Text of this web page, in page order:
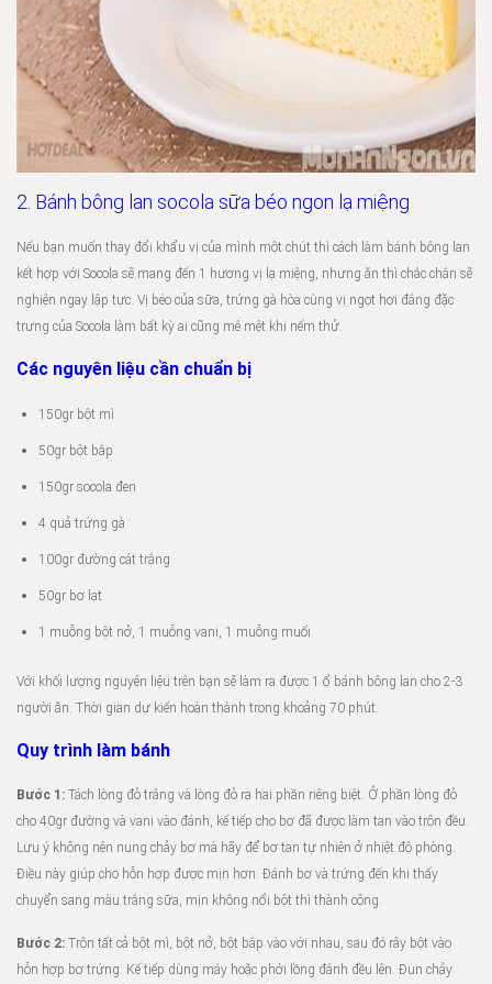
2. Bánh bông lan socola sữa béo ngon lạ miệng
Nếu bạn muốn thay đổi khẩu vị của mình một chút thì cách làm bánh bông lan
kết hợp với Socola sẽ mang đến 1 hương vị lạ miệng, nhưng ăn thì chắc chắn sẽ
nghiện ngay lập tực. Vị béo của sữa, trứng gà hòa cùng vị ngọt hơi đắng đặc
trưng của Socola làm bất kỳ ai cũng mê mệt khi nếm thử.
Các nguyên liệu cần chuẩn bị
150gr bột mì
50gr bột bắp
150gr socola đen
4 quả trứng gà
100gr đường cát trắng
50gr bơ lạt
1 muỗng bột nở, 1 muỗng vani, 1 muỗng muối
Với khối lượng nguyên liệu trên bạn sẽ làm ra được 1 ổ bánh bông lan cho 2-3
người ăn. Thời gian dự kiến hoàn thành trong khoảng 70 phút.
Quy trình làm bánh
Bước 1: Tách lòng đỏ trắng và lòng đỏ ra hai phần riêng biệt. Ở phần lòng đỏ
cho 40gr đường và vani vào đánh, kế tiếp cho bơ đã được làm tan vào trộn đều.
Lưu ý không nên nung chảy bơ mà hãy để bơ tan tự nhiên ở nhiệt độ phòng.
Điều này giúp cho hỗn hợp được mịn hơn. Đánh bơ và trứng đến khi thấy
chuyển sang màu trắng sữa, mịn không nổi bột thì thành công.
Bước 2: Trộn tất cả bột mì, bột nở, bột bắp vào với nhau, sau đó rây bột vào
hỗn hợp bơ trứng. Kế tiếp dùng máy hoặc phới lồng đánh đều lên. Đun chảy